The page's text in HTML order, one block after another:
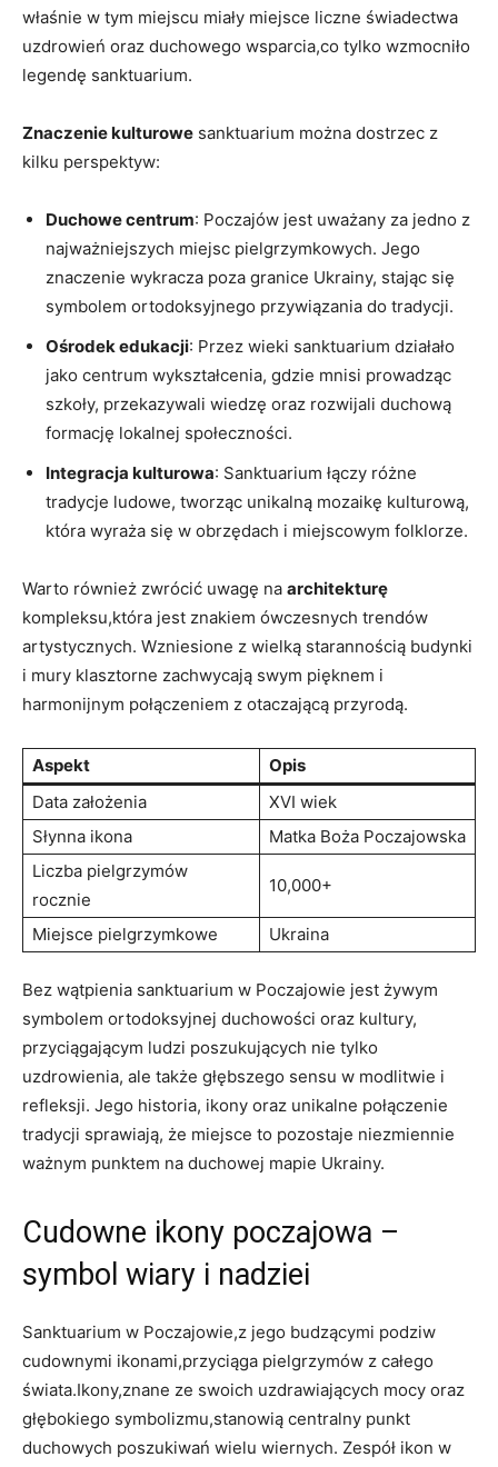
właśnie w tym miejscu miały miejsce liczne świadectwa
uzdrowień oraz duchowego wsparcia,co tylko wzmocniło
legendę sanktuarium.
Znaczenie kulturowe sanktuarium można dostrzec z
kilku perspektyw:
Duchowe centrum: Poczajów jest uważany za jedno z
najważniejszych miejsc pielgrzymkowych. Jego
znaczenie wykracza poza granice Ukrainy, stając się
symbolem ortodoksyjnego przywiązania do tradycji.
Ośrodek edukacji: Przez wieki sanktuarium działało
jako centrum wykształcenia, gdzie mnisi prowadząc
szkoły, przekazywali wiedzę oraz rozwijali duchową
formację lokalnej społeczności.
Integracja kulturowa: Sanktuarium łączy różne
tradycje ludowe, tworząc unikalną mozaikę kulturową,
która wyraża się w obrzędach i miejscowym folklorze.
Warto również zwrócić uwagę na architekturę
kompleksu,która jest znakiem ówczesnych trendów
artystycznych. Wzniesione z wielką starannością budynki
i mury klasztorne zachwycają swym pięknem i
harmonijnym połączeniem z otaczającą przyrodą.
Aspekt
Opis
Data założenia
XVI wiek
Słynna ikona
Matka Boża Poczajowska
Liczba pielgrzymów
rocznie
10,000+
Miejsce pielgrzymkowe Ukraina
Bez wątpienia sanktuarium w Poczajowie jest żywym
symbolem ortodoksyjnej duchowości oraz kultury,
przyciągającym ludzi poszukujących nie tylko
uzdrowienia, ale także głębszego sensu w modlitwie i
refleksji. Jego historia, ikony oraz unikalne połączenie
tradycji sprawiają, że miejsce to pozostaje niezmiennie
ważnym punktem na duchowej mapie Ukrainy.
Cudowne ikony poczajowa –
symbol wiary i nadziei
Sanktuarium w Poczajowie,z jego budzącymi podziw
cudownymi ikonami,przyciąga pielgrzymów z całego
świata.Ikony,znane ze swoich uzdrawiających mocy oraz
głębokiego symbolizmu,stanowią centralny punkt
duchowych poszukiwań wielu wiernych. Zespół ikon w